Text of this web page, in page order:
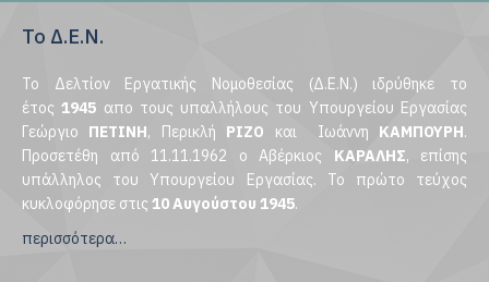
Το Δ.Ε.Ν.
Το Δελτίον Εργατικής Νομοθεσίας (Δ.Ε.Ν.) ιδρύθηκε το
έτος1945 απο τους υπαλλήλους του Υπουργείου Εργασίας
Γεώργιο ΠΕΤΙΝΗ, Περικλή ΡΙΖΟ και Ιωάννη ΚΑΜΠΟΥΡΗ.
Προσετέθη από 11.11.1962 ο Αβέρκιος ΚΑΡΑΛΗΣ, επίσης
υπάλληλος του Υπουργείου Εργασίας. Το πρώτο τεύχος
κυκλοφόρησε στις 10 Αυγούστου 1945.
περισσότερα…